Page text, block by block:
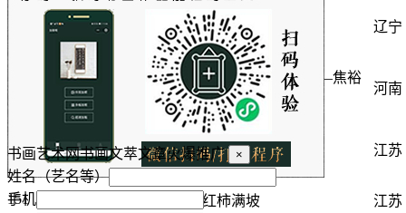
赵天宇 额尔古纳河右岸 辽宁
149 郑浩
县委书记的榜样——焦裕
禄
河南
150 郑意 奶奶与机器人 江苏
151 红柿满坡 江苏
书画艺术网书画文萃文章火爆推广 ×
姓名（艺名等）
手机